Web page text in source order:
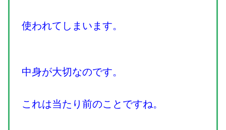
使われてしまいます。
中身が大切なのです。
これは当たり前のことですね。